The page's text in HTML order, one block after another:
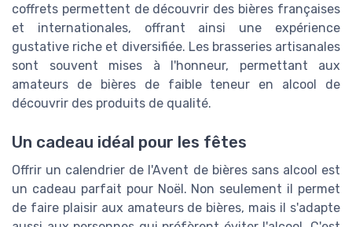
coffrets permettent de découvrir des bières françaises
et internationales, offrant ainsi une expérience
gustative riche et diversifiée. Les brasseries artisanales
sont souvent mises à l'honneur, permettant aux
amateurs de bières de faible teneur en alcool de
découvrir des produits de qualité.
Un cadeau idéal pour les fêtes
Offrir un calendrier de l'Avent de bières sans alcool est
un cadeau parfait pour Noël. Non seulement il permet
de faire plaisir aux amateurs de bières, mais il s'adapte